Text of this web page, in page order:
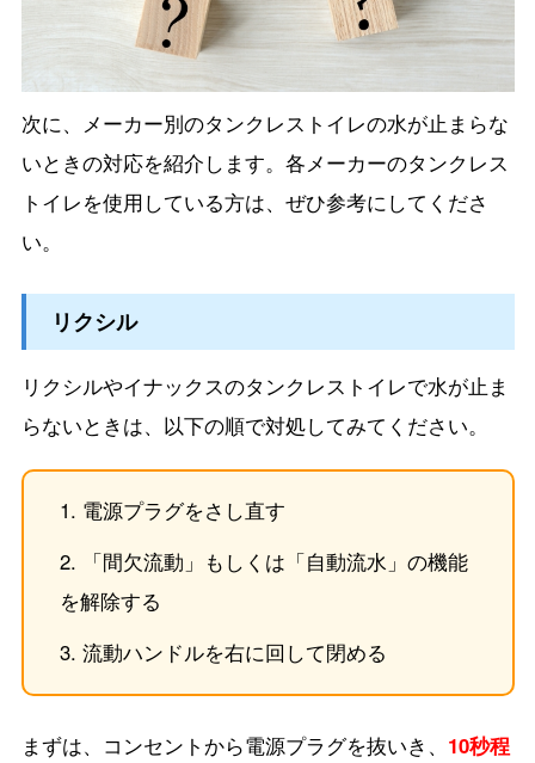
次に、メーカー別のタンクレストイレの水が止まらな
いときの対応を紹介します。各メーカーのタンクレス
トイレを使用している方は、ぜひ参考にしてくださ
い。
リクシル
リクシルやイナックスのタンクレストイレで水が止ま
らないときは、以下の順で対処してみてください。
電源プラグをさし直す
「間欠流動」もしくは「自動流水」の機能
を解除する
流動ハンドルを右に回して閉める
まずは、コンセントから電源プラグを抜いき、 10秒程